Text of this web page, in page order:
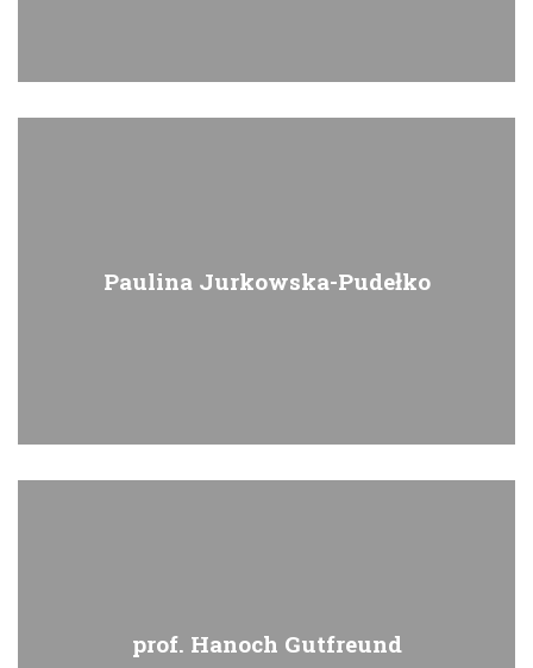
Paulina Jurkowska-Pudełko
prof. Hanoch Gutfreund